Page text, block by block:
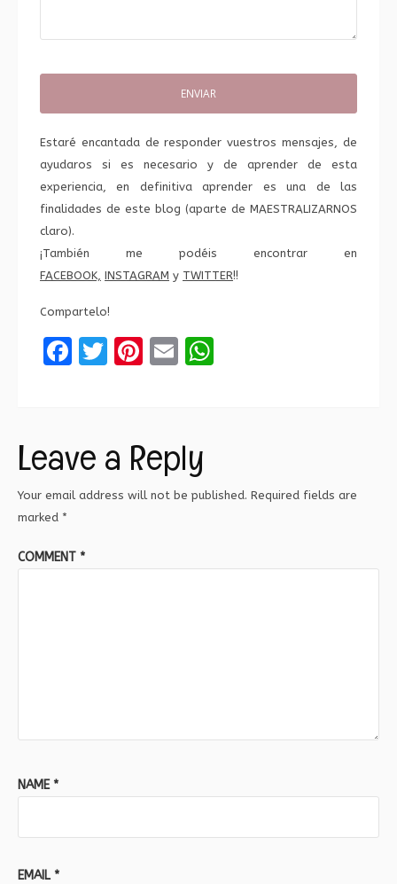
Estaré encantada de responder vuestros mensajes, de
ayudaros si es necesario y de aprender de esta
experiencia, en definitiva aprender es una de las
finalidades de este blog (aparte de MAESTRALIZARNOS
claro).
¡También me podéis encontrar en
FACEBOOK, INSTAGRAM y TWITTER!!
Compartelo!
Facebook
Twitter
Pinterest
Email
Leave a Reply
Your email address will not be published. Required fields are
marked *
COMMENT *
NAME *
EMAIL *